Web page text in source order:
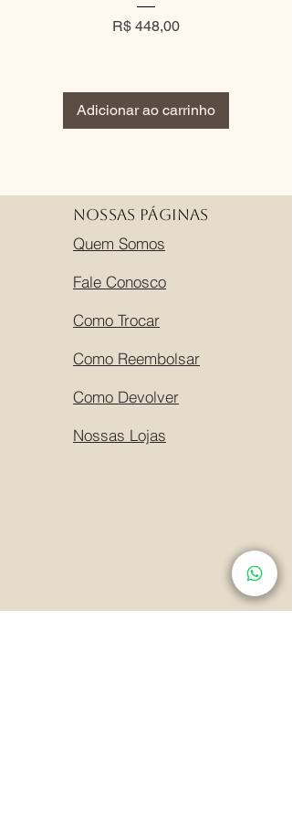
Preço
R$ 448,00
Adicionar ao carrinho
Nossas Páginas
Quem Somos
Fale Conosco
Como Trocar
Como Reembolsar
Como Devolver
Nossas Lojas